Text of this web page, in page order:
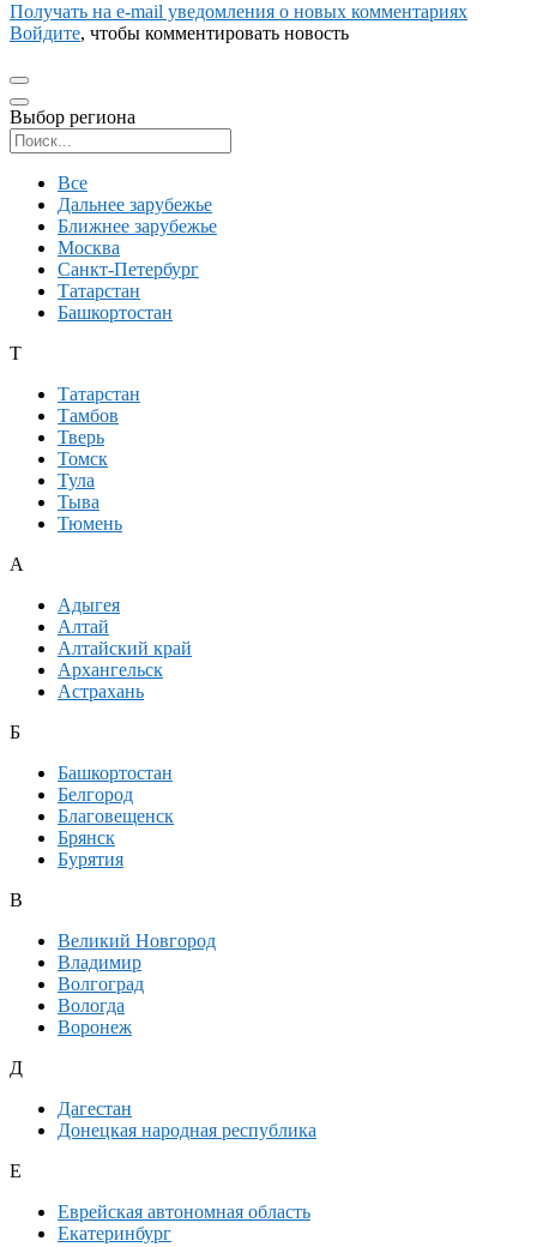
Получать на e‑mail уведомления о новых комментариях
Войдите, чтобы комментировать новость
Выбор региона
Все
Дальнее зарубежье
Ближнее зарубежье
Москва
Санкт-Петербург
Татарстан
Башкортостан
Т
Татарстан
Тамбов
Тверь
Томск
Тула
Тыва
Тюмень
А
Адыгея
Алтай
Алтайский край
Архангельск
Астрахань
Б
Башкортостан
Белгород
Благовещенск
Брянск
Бурятия
В
Великий Новгород
Владимир
Волгоград
Вологда
Воронеж
Д
Дагестан
Донецкая народная республика
Е
Еврейская автономная область
Екатеринбург